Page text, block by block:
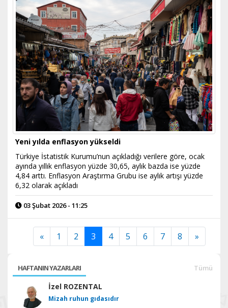
Yeni yılda enflasyon yükseldi
Türkiye İstatistik Kurumu’nun açıkladığı verilere göre, ocak
ayında yıllık enflasyon yüzde 30,65, aylık bazda ise yüzde
4,84 arttı. Enflasyon Araştırma Grubu ise aylık artışı yüzde
6,32 olarak açıkladı
03 Şubat 2026 - 11:25
« 1 2 3 4 5 6 7 8 »
HAFTANIN YAZARLARI Tümü
İzel ROZENTAL
Mizah ruhun gıdasıdır